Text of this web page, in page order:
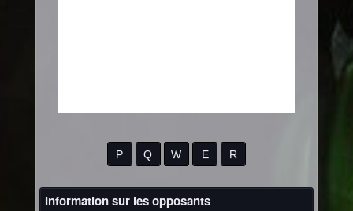
P Q W E R
Information sur les opposants